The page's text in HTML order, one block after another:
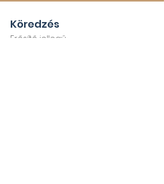
Köredzés
Erősítő jellegű